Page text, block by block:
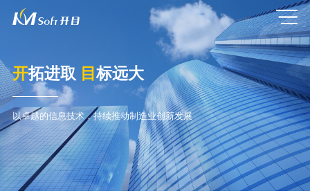
开拓进取 目 标远大
以卓越的信息技术，持续推动制造业创新发展